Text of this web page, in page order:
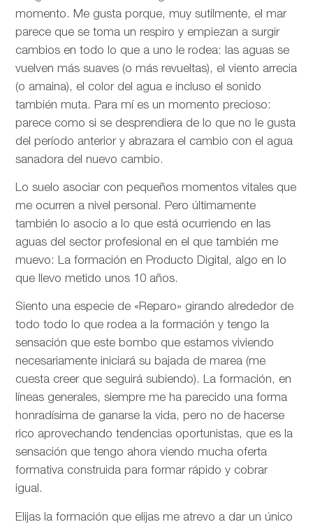
momento. Me gusta porque, muy sutilmente, el mar
parece que se toma un respiro y empiezan a surgir
cambios en todo lo que a uno le rodea: las aguas se
vuelven más suaves (o más revueltas), el viento arrecia
(o amaina), el color del agua e incluso el sonido
también muta. Para mí es un momento precioso:
parece como si se desprendiera de lo que no le gusta
del período anterior y abrazara el cambio con el agua
sanadora del nuevo cambio.
Lo suelo asociar con pequeños momentos vitales que
me ocurren a nivel personal. Pero últimamente
también lo asocio a lo que está ocurriendo en las
aguas del sector profesional en el que también me
muevo: La formación en Producto Digital, algo en lo
que llevo metido unos 10 años.
Siento una especie de «Reparo» girando alrededor de
todo todo lo que rodea a la formación y tengo la
sensación que este bombo que estamos viviendo
necesariamente iniciará su bajada de marea (me
cuesta creer que seguirá subiendo). La formación, en
líneas generales, siempre me ha parecido una forma
honradísima de ganarse la vida, pero no de hacerse
rico aprovechando tendencias oportunistas, que es la
sensación que tengo ahora viendo mucha oferta
formativa construida para formar rápido y cobrar
igual.
Elijas la formación que elijas me atrevo a dar un único